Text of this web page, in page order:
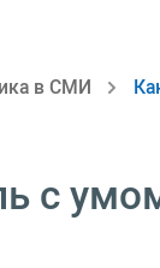
в СМИ
с